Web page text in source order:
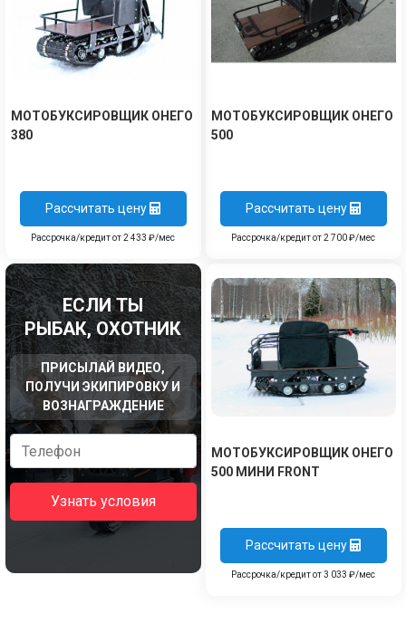
МОТОБУКСИРОВЩИК ОНЕГО
380
Рассчитать цену
Рассрочка/кредит от 2 433 ₽/мес
МОТОБУКСИРОВЩИК ОНЕГО
500
Рассчитать цену
Рассрочка/кредит от 2 700 ₽/мес
ЕСЛИ ТЫ
РЫБАК, ОХОТНИК
ПРИСЫЛАЙ ВИДЕО,
ПОЛУЧИ ЭКИПИРОВКУ И
ВОЗНАГРАЖДЕНИЕ
Узнать условия
МОТОБУКСИРОВЩИК ОНЕГО
500 МИНИ FRONT
Рассчитать цену
Рассрочка/кредит от 3 033 ₽/мес